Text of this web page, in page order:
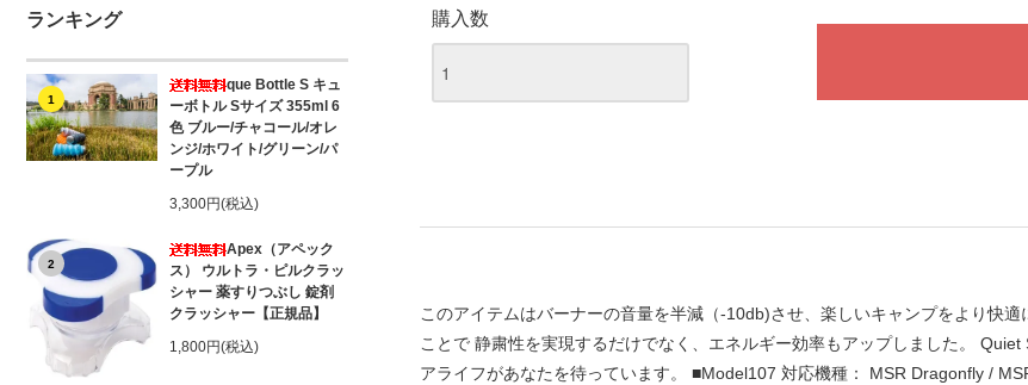
ランキング
1
que Bottle S キュ
ーボトル Sサイズ 355ml 6
色 ブルー/チャコール/オレ
ンジ/ホワイト/グリーン/パ
ープル
3,300円(税込)
2
Apex（アペック
ス） ウルトラ・ピルクラッ
シャー 薬すりつぶし 錠剤
クラッシャー【正規品】
1,800円(税込)
購入数
このアイテムはバーナーの音量を半減（-10db)させ、楽しいキャンプをより快
ことで 静粛性を実現するだけでなく、エネルギー効率もアップしました。
アライフがあなたを待っています。 ■Model107 対応機種： MSR Dragonfly /